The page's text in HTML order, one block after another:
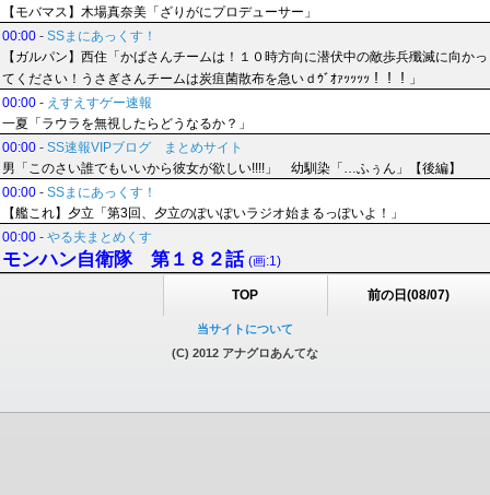
【モバマス】木場真奈美「ざりがにプロデューサー」
00:00 - SSまにあっくす！
【ガルパン】西住「かばさんチームは！１０時方向に潜伏中の敵歩兵殲滅に向かっ
てください！うさぎさんチームは炭疽菌散布を急いｄｳﾞｵｧｯｯｯｯ！！！」
00:00 - えすえすゲー速報
一夏「ラウラを無視したらどうなるか？」
00:00 - SS速報VIPブログ まとめサイト
男「このさい誰でもいいから彼女が欲しい!!!!」 幼馴染「…ふぅん」【後編】
00:00 - SSまにあっくす！
【艦これ】夕立「第3回、夕立のぽいぽいラジオ始まるっぽいよ！」
00:00 - やる夫まとめくす
モンハン自衛隊 第１８２話 (画:1)
TOP 前の日(08/07)
当サイトについて
(C) 2012 アナグロあんてな